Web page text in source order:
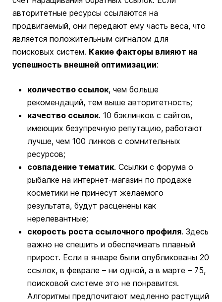
авторитетные ресурсы ссылаются на
продвигаемый, они передают ему часть веса, что
является положительным сигналом для
поисковых систем. Какие факторы влияют на
успешность внешней оптимизации:
количество ссылок, чем больше
рекомендаций, тем выше авторитетность;
качество ссылок. 10 бэклинков с сайтов,
имеющих безупречную репутацию, работают
лучше, чем 100 линков с сомнительных
ресурсов;
совпадение тематик. Ссылки с форума о
рыбалке на интернет-магазин по продаже
косметики не принесут желаемого
результата, будут расценены как
нерелевантные;
скорость роста ссылочного профиля. Здесь
важно не спешить и обеспечивать плавный
прирост. Если в январе были опубликованы 20
ссылок, в феврале – ни одной, а в марте – 75,
поисковой системе это не понравится.
Алгоритмы предпочитают медленно растущий